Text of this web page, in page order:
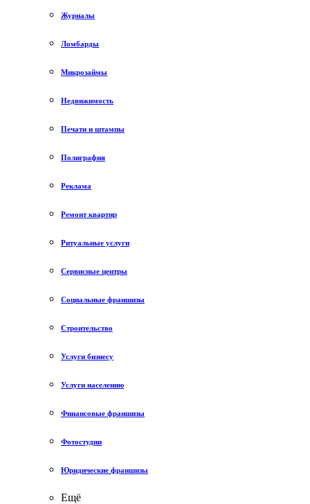
Журналы
Ломбарды
Микрозаймы
Недвижимость
Печати и штампы
Полиграфия
Реклама
Ремонт квартир
Ритуальные услуги
Сервисные центры
Социальные франшизы
Строительство
Услуги бизнесу
Услуги населению
Финансовые франшизы
Фотостудии
Юридические франшизы
Ещё